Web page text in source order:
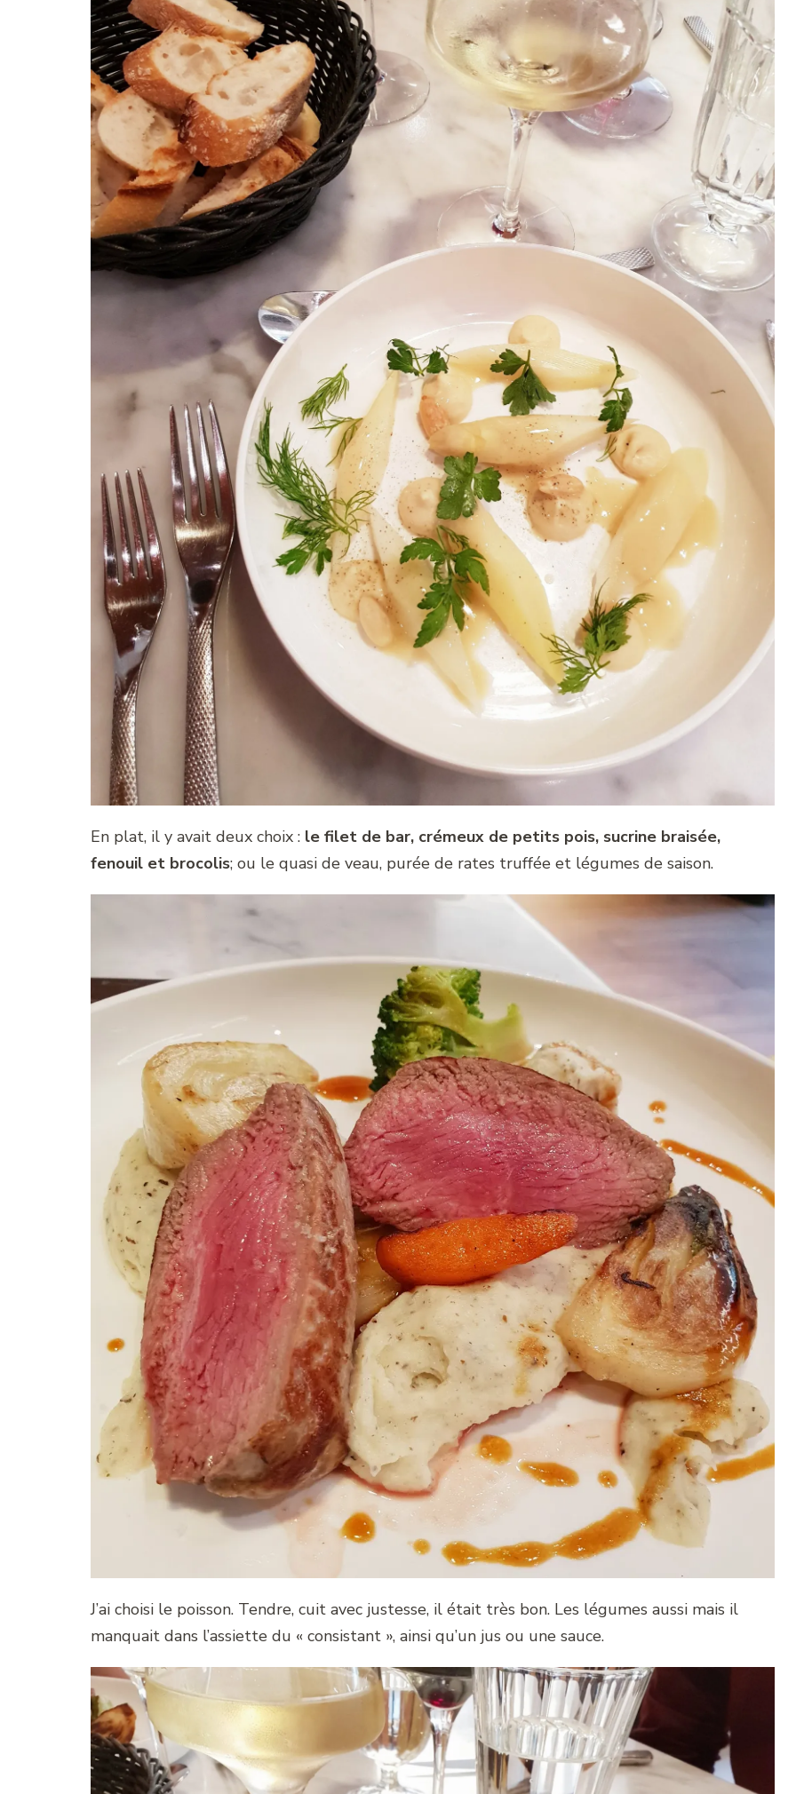
En plat, il y avait deux choix : le filet de bar, crémeux de petits pois, sucrine braisée,
fenouil et brocolis; ou le quasi de veau, purée de rates truffée et légumes de saison.
J’ai choisi le poisson. Tendre, cuit avec justesse, il était très bon. Les légumes aussi mais il
manquait dans l’assiette du « consistant », ainsi qu’un jus ou une sauce.